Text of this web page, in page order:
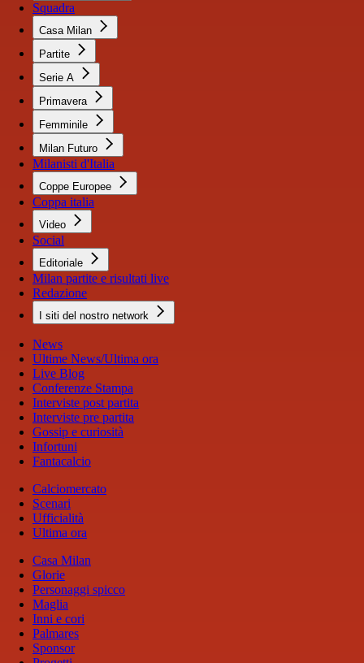
Squadra
Casa Milan
Partite
Serie A
Primavera
Femminile
Milan Futuro
Milanisti d'Italia
Coppe Europee
Coppa italia
Video
Social
Editoriale
Milan partite e risultati live
Redazione
I siti del nostro network
News
Ultime News/Ultima ora
Live Blog
Conferenze Stampa
Interviste post partita
Interviste pre partita
Gossip e curiosità
Infortuni
Fantacalcio
Calciomercato
Scenari
Ufficialità
Ultima ora
Casa Milan
Glorie
Personaggi spicco
Maglia
Inni e cori
Palmares
Sponsor